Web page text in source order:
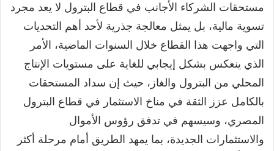
مستحقات الشركاء الأجانب في قطاع البترول لا يعد مجرد
تسوية مالية، بل يمثل معالجة جذرية لأحد أهم التحديات
التي واجهت هذا القطاع خلال السنوات الماضية، الأمر
الذي ينعكس بشكل إيجابي للغاية على مستويات الإنتاج
المحلي من البترول والغاز، حيث إن سداد المستحقات
بالكامل عزز الثقة في مناخ الاستثمار في قطاع البترول
المصري، وسيسهم في تدفق رؤوس الأموال
والاستثمارات الجديدة، بما يمهد الطريق أمام مرحلة أكثر